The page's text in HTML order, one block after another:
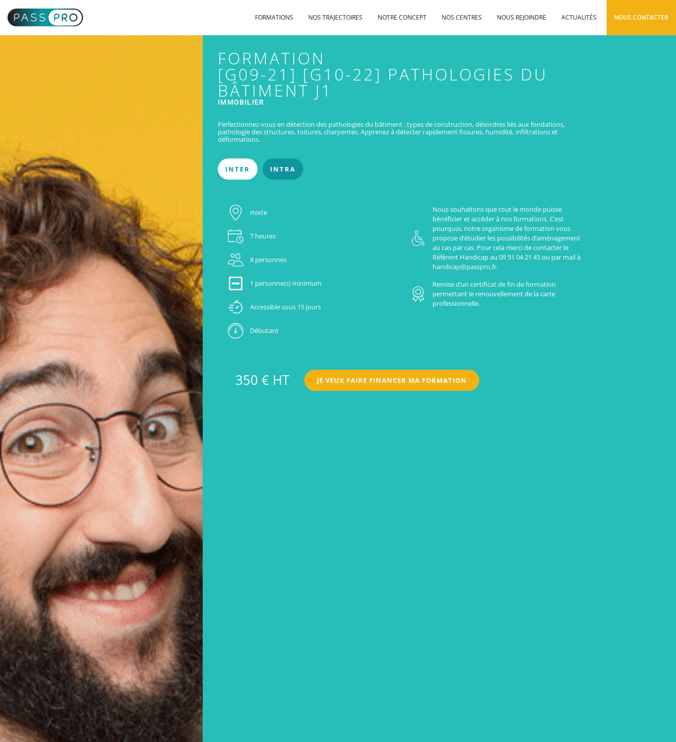
FORMATIONS NOS TRAJECTOIRES NOTRE CONCEPT NOS CENTRES NOUS REJOINDRE ACTUALITÉS NOUS CONTACTER
FORMATION
[G09-21] [G10-22] PATHOLOGIES DU
BÂTIMENT J1
IMMOBILIER
Perfectionnez-vous en détection des pathologies du bâtiment : types de construction, désordres liés aux fondations,
pathologie des structures, toitures, charpentes. Apprenez à détecter rapidement fissures, humidité, infiltrations et
déformations.
INTER INTRA
mixte
7 heures
8 personnes
1 personne(s) minimum
Accessible sous 15 jours
Débutant
Nous souhaitons que tout le monde puisse
bénéficier et accéder à nos formations. C’est
pourquoi, notre organisme de formation vous
propose d’étudier les possibilités d’aménagement
au cas par cas. Pour cela merci de contacter le
Référent Handicap au 09 51 04 21 45 ou par mail à
handicap@passpro.fr.
Remise d’un certificat de fin de formation
permettant le renouvellement de la carte
professionnelle.
350 € HT JE VEUX FAIRE FINANCER MA FORMATION